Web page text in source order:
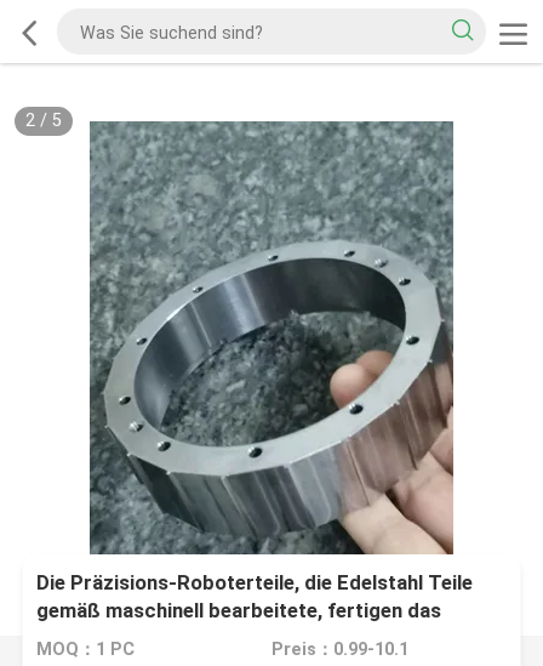
2/ 5
Die Präzisions-Roboterteile, die Edelstahl Teile
gemäß maschinell bearbeitete, fertigen das
Zeichnen - Berufshersteller seit 2012
MOQ：1 PC Preis：0.99-10.1